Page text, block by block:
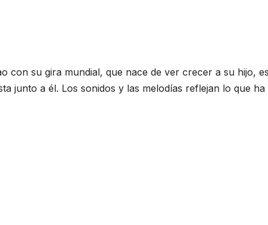
con su gira mundial, que nace de ver crecer a su hijo,
junto a él. Los sonidos y las melodías reflejan lo que ha